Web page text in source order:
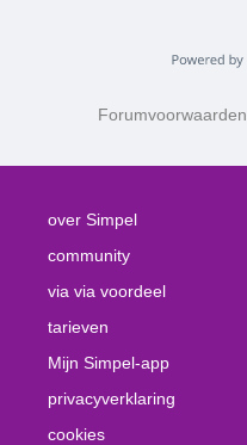
Forumvoorwaarden
over Simpel
community
via via voordeel
tarieven
Mijn Simpel-app
privacyverklaring
cookies